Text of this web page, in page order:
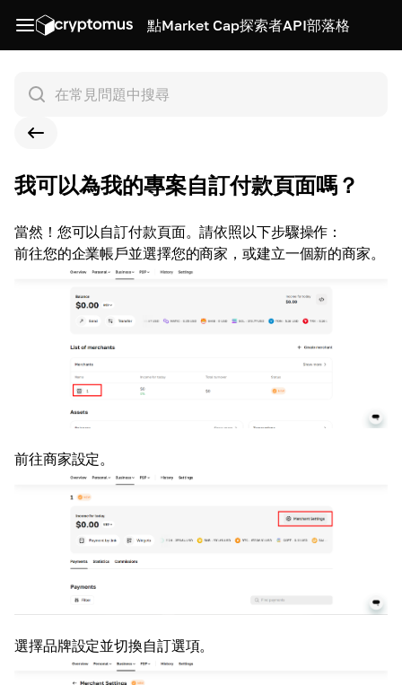
點Market Cap探索者API部落格
我可以為我的專案自訂付款頁面嗎？
當然！您可以自訂付款頁面。請依照以下步驟操作：
前往您的企業帳戶並選擇您的商家，或建立一個新的商家。
前往商家設定。
選擇品牌設定並切換自訂選項。